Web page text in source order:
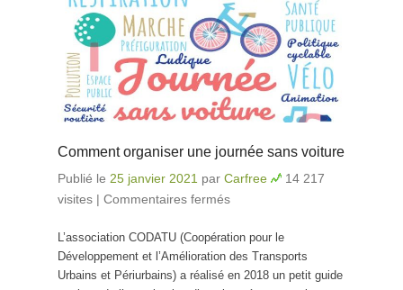
Comment organiser une journée sans voiture
Publié le 25 janvier 2021 par Carfree
14 217
visites | Commentaires fermés
sans voiture
L’association CODATU (Coopération pour le
Développement et l’Amélioration des Transports
Urbains et Périurbains) a réalisé en 2018 un petit guide